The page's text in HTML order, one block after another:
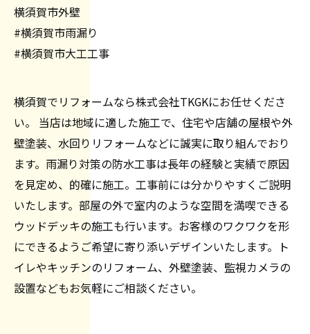
横須賀市外壁
#横須賀市雨漏り
#横須賀市大工工事
横須賀でリフォームなら株式会社TKGKにお任せくださ
い。 当店は地域に適した施工で、住宅や店舗の屋根や外
壁塗装、水回りリフォームなどに誠実に取り組んでおり
ます。雨漏り対策の防水工事は長年の経験と実績で原因
を見定め、的確に施工。工事前には分かりやすくご説明
いたします。部屋の外で室内のような空間を満喫できる
ウッドデッキの施工も行います。お客様のワクワクを形
にできるようご希望に寄り添いデザインいたします。ト
イレやキッチンのリフォーム、外壁塗装、監視カメラの
設置などもお気軽にご相談ください。